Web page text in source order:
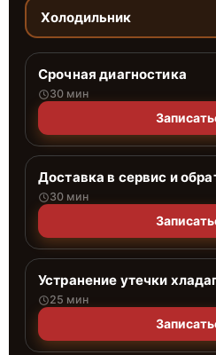
Холодильник
Срочная диагностика
30 мин
Доставка в сервис и
30 мин
Устранение утечки
25 мин